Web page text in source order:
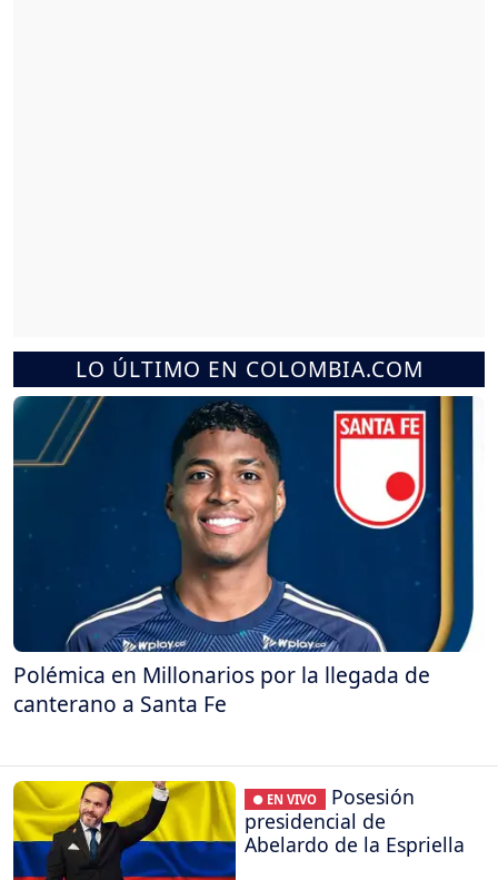
LO ÚLTIMO EN COLOMBIA.COM
Polémica en Millonarios por la llegada de
canterano a Santa Fe
● EN VIVO
Posesión
presidencial de
Abelardo de la Espriella